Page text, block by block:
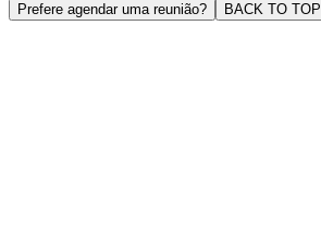
Prefere agendar uma reunião? BACK TO TOP